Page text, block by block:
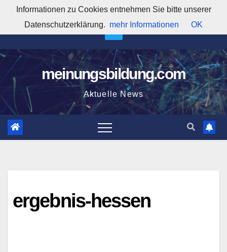
springen
7:52:21 AM
meinungsbildung.com
Aktuelle News
ergebnis-hessen
Informationen zu Cookies entnehmen Sie bitte unserer
Datenschutzerklärung. mehr Informationen OK